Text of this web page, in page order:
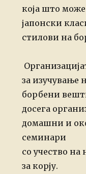
која што може
јапонски
стилови на
за изучување
борбени
досега
домашни и
семинари
со учество на
за корју.